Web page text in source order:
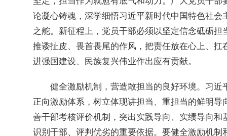
论凝心铸魂，深学细悟习近平新时代中国特色社
之舵。新征程上，党员干部必须以坚定信念砥砺
推诿扯皮、畏首畏尾的作风，把责任放在心上、
进强国建设、民族复兴伟业作出应有贡献。
健全激励机制，营造敢担当的良好环境。 习近
正向激励体系，树立体现讲担当、重担当的鲜明
善干部考核评价机制，突出实践导向、实绩导向
识别干部、评判优劣的重要依据。要健全激励机